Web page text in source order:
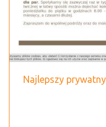
Najlepszy